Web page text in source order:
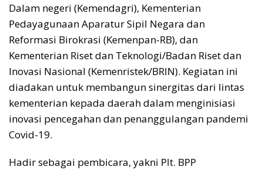
Dalam negeri (Kemendagri), Kementerian
Pedayagunaan Aparatur Sipil Negara dan
Reformasi Birokrasi (Kemenpan-RB), dan
Kementerian Riset dan Teknologi/Badan Riset dan
Inovasi Nasional (Kemenristek/BRIN). Kegiatan ini
diadakan untuk membangun sinergitas dari lintas
kementerian kepada daerah dalam menginisiasi
inovasi pencegahan dan penanggulangan pandemi
Covid-19.
Hadir sebagai pembicara, yakni Plt. BPP